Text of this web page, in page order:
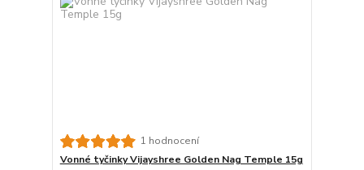
1 hodnocení
Vonné tyčinky Vijayshree Golden Nag Temple 15g